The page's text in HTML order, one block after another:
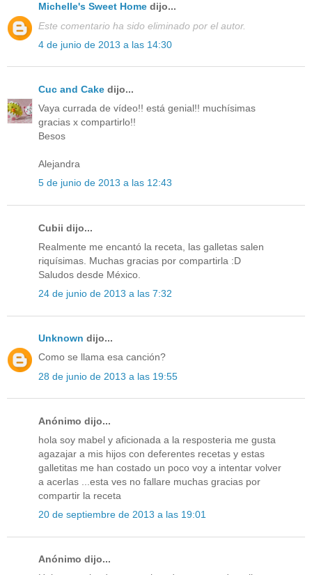
Michelle's Sweet Home dijo...
Este comentario ha sido eliminado por el autor.
4 de junio de 2013 a las 14:30
Cuc and Cake dijo...
Vaya currada de vídeo!! está genial!! muchísimas
gracias x compartirlo!!
Besos
Alejandra
5 de junio de 2013 a las 12:43
Cubii dijo...
Realmente me encantó la receta, las galletas salen
riquísimas. Muchas gracias por compartirla :D
Saludos desde México.
24 de junio de 2013 a las 7:32
Unknown dijo...
Como se llama esa canción?
28 de junio de 2013 a las 19:55
Anónimo dijo...
hola soy mabel y aficionada a la resposteria me gusta
agazajar a mis hijos con deferentes recetas y estas
galletitas me han costado un poco voy a intentar volver
a acerlas ...esta ves no fallare muchas gracias por
compartir la receta
20 de septiembre de 2013 a las 19:01
Anónimo dijo...